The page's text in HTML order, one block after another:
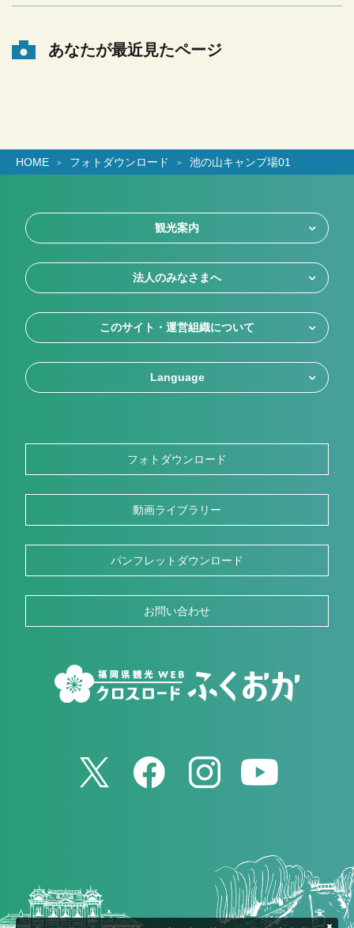
あなたが最近見たページ
HOME フォトダウンロード 池の山キャンプ場01
観光案内
法人のみなさまへ
このサイト・運営組織について
Language
フォトダウンロード
動画ライブラリー
パンフレットダウンロード
お問い合わせ